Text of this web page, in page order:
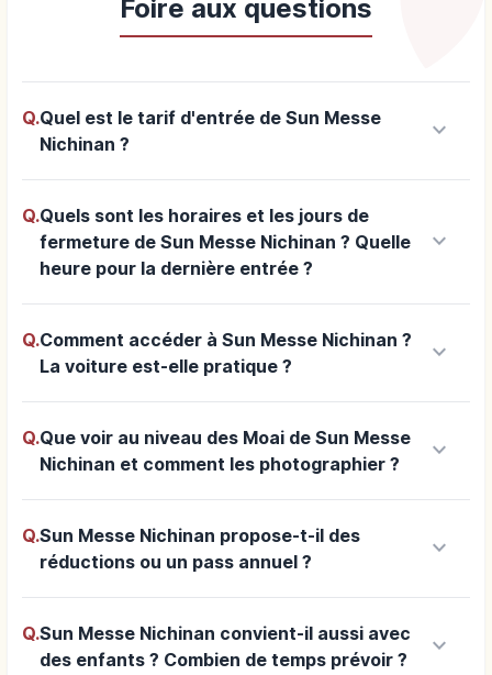
Foire aux questions
Q.Quel est le tarif d'entrée de Sun Messe
Nichinan ?
keyboard_arrow_down
Q.Quels sont les horaires et les jours de
fermeture de Sun Messe Nichinan ? Quelle
heure pour la dernière entrée ?
keyboard_arrow_down
Q.Comment accéder à Sun Messe Nichinan ?
La voiture est-elle pratique ?
keyboard_arrow_down
Q.Que voir au niveau des Moai de Sun Messe
Nichinan et comment les photographier ?
keyboard_arrow_down
Q.Sun Messe Nichinan propose-t-il des
réductions ou un pass annuel ?
keyboard_arrow_down
Q.Sun Messe Nichinan convient-il aussi avec
des enfants ? Combien de temps prévoir ?
keyboard_arrow_down